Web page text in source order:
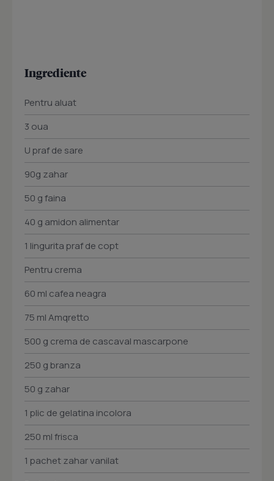
Ingrediente
Pentru aluat
3 oua
U praf de sare
90g zahar
50 g faina
40 g amidon alimentar
1 lingurita praf de copt
Pentru crema
60 ml cafea neagra
75 ml Amqretto
500 g crema de cascaval mascarpone
250 g branza
50 g zahar
1 plic de gelatina incolora
250 ml frisca
1 pachet zahar vanilat